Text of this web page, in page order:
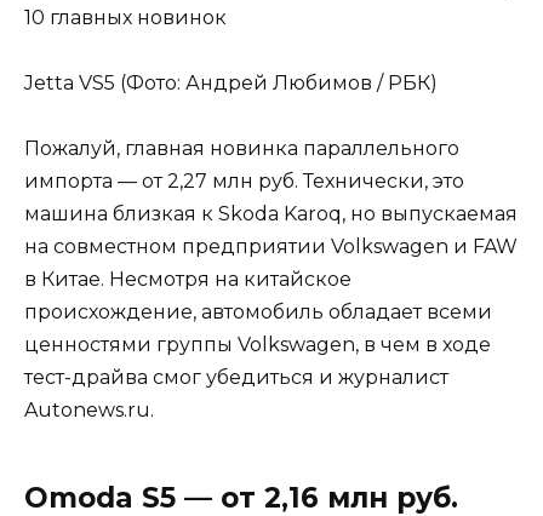
Jetta VS5 (Фото: Андрей Любимов / РБК)
Пожалуй, главная новинка параллельного
импорта — от 2,27 млн руб. Технически, это
машина близкая к Skoda Karoq, но выпускаемая
на совместном предприятии Volkswagen и FAW
в Китае. Несмотря на китайское
происхождение, автомобиль обладает всеми
ценностями группы Volkswagen, в чем в ходе
тест-драйва смог убедиться и журналист
Autonews.ru.
Omoda S5 — от 2,16 млн руб.